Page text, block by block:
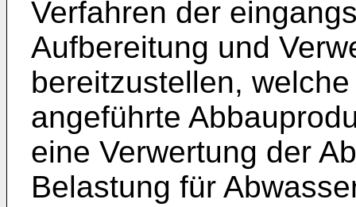
Verfahren der
Aufbereitung und
bereitzustellen,
angeführte
eine Verwertung der
Belastung für